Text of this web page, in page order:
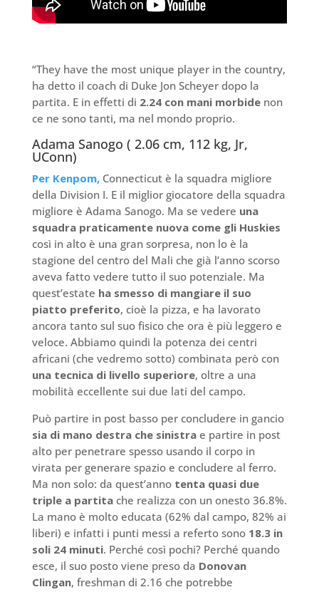
“They have the most unique player in the country,
ha detto il coach di Duke Jon Scheyer dopo la
partita. E in effetti di 2.24 con mani morbidenon
ce ne sono tanti, ma nel mondo proprio.
Adama Sanogo ( 2.06 cm, 112 kg, Jr,
UConn)
Per Kenpom,Connecticut è la squadra migliore
della Division I. E il miglior giocatore della squadra
migliore è Adama Sanogo. Ma se vedere una
squadra praticamente nuova come gli Huskies
così in alto è una gran sorpresa, non lo è la
stagione del centro del Mali che già l’anno scorso
aveva fatto vedere tutto il suo potenziale. Ma
quest’estate ha smesso di mangiare il suo
piatto preferito, cioè la pizza, e ha lavorato
ancora tanto sul suo fisico che ora è più leggero e
veloce. Abbiamo quindi la potenza dei centri
africani (che vedremo sotto) combinata però con
una tecnica di livello superiore, oltre a una
mobilità eccellente sui due lati del campo.
Può partire in post basso per concludere in gancio
sia di mano destra che sinistrae partire in post
alto per penetrare spesso usando il corpo in
virata per generare spazio e concludere al ferro.
Ma non solo: da quest’anno tenta quasi due
triple a partitache realizza con un onesto 36.8%.
La mano è molto educata (62% dal campo, 82% ai
liberi) e infatti i punti messi a referto sono18.3 in
soli 24 minuti. Perché così pochi? Perché quando
esce, il suo posto viene preso da Donovan
Clingan, freshman di 2.16 che potrebbe